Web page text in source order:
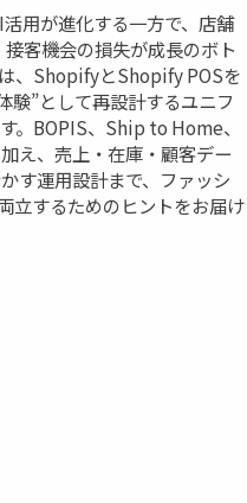
用が進化する一方で、店舗
客機会の損失が成長のボト
、ShopifyとShopify POSを
験”として再設計するユニフ
。BOPIS、Ship to Home、
え、売上・在庫・顧客デー
す運用設計まで、ファッシ
立するためのヒントをお届け